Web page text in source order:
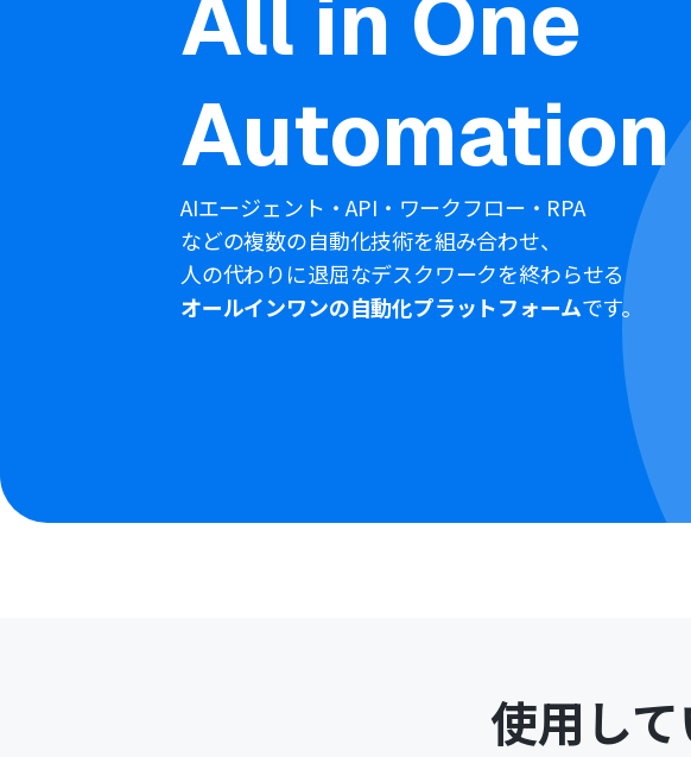
All in One
Automation
AIエージェント・API・ワークフロー・RPA
などの複数の自動化技術を組み合わせ、
人の代わりに退屈なデスクワークを終わらせる
オールインワンの自動化プラットフォームです。
使用し